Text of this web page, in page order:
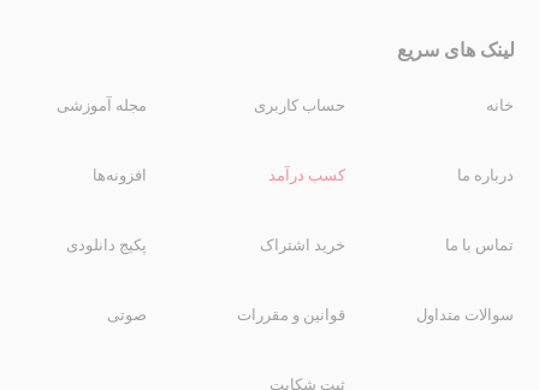
لینک های سریع
خانه
درباره ما
تماس با ما
سوالات متداول
حساب کاربری
کسب درآمد
خرید اشتراک
قوانین و مقررات
ثبت شکایت
مجله آموزشی
افزونه‌ها
پکیج دانلودی
صوتی